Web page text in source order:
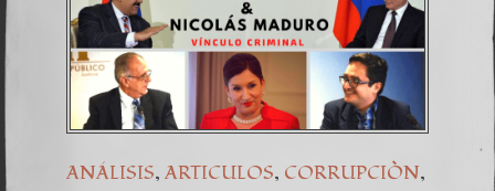
ANÁLISIS, ARTICULOS, CORRUPCIÒN,